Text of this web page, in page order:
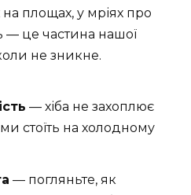
на площах, у мріях про
— це частина нашої
не зникне.
— хіба не захоплює
стоїть на холодному
— погляньте, як